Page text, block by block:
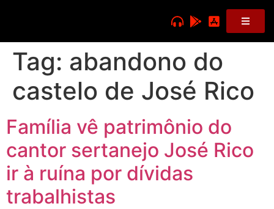
Tag: abandono do
castelo de José Rico
Família vê patrimônio do
cantor sertanejo José Rico
ir à ruína por dívidas
trabalhistas